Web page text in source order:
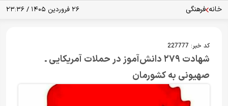
خانه فرهنگی ۲۶ فروردین ۱۴۰۵ / ۲۳:۳۶
کد خبر: 227777
شهادت ۲۷۹ دانش‌آموز در حملات آمریکایی ـ
صهیونی به کشورمان